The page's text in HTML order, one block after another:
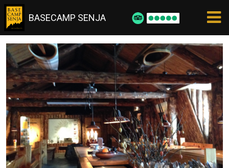
BASECAMP SENJA